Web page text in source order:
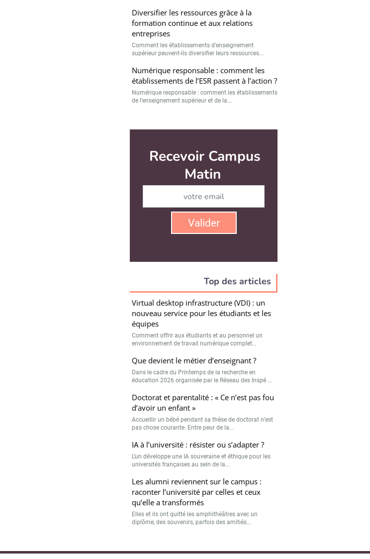
Diversifier les ressources grâce à la
formation continue et aux relations
entreprises
Comment les établissements d’enseignement
supérieur peuvent-ils diversifier leurs ressources...
Numérique responsable : comment les
établissements de l’ESR passent à l’action ?
Numérique responsable : comment les établissements
de l’enseignement supérieur et de la...
Recevoir Campus
Matin
Valider
Top des articles
Virtual desktop infrastructure (VDI) : un
nouveau service pour les étudiants et les
équipes
Comment offrir aux étudiants et au personnel un
environnement de travail numérique complet...
Que devient le métier d’enseignant ?
Dans le cadre du Printemps de la recherche en
éducation 2026 organisée par le Réseau des Inspé ...
Doctorat et parentalité : « Ce n’est pas fou
d’avoir un enfant »
Accueillir un bébé pendant sa thèse de doctorat n’est
pas chose courante. Entre peur de la...
IA à l’université : résister ou s’adapter ?
L’un développe une IA souveraine et éthique pour les
universités françaises au sein de la...
Les alumni reviennent sur le campus :
raconter l’université par celles et ceux
qu’elle a transformés
Elles et ils ont quitté les amphithéâtres avec un
diplôme, des souvenirs, parfois des amitiés...